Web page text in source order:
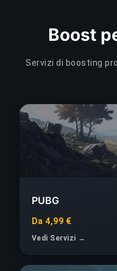
Boost
Servizi di boosting
PUBG
Da 4,99 €
Vedi Servizi →